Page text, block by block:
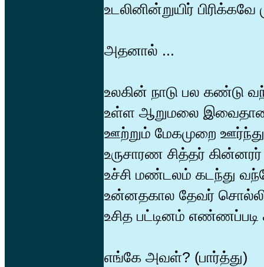
உடலினின்றுயிர் பிரிக்கவே
அதனால் ...
உலகின் நாடு பல கண்டு
உள்ள ஆறுமலை
ஊற்றும் மேகமுறை
உருசாரண சித்தர்
உச்சி மண்டலம் கடந்து
உன்னதகால தேவர்
உசித பட்டினம் எண்ணப்படி
எங்கே அவள்? (பார்த்து)